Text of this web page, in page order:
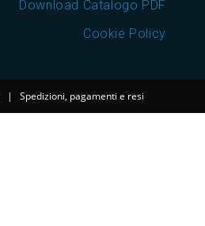
Download Catalogo PDF
Cookie Policy
| Spedizioni, pagamenti e resi